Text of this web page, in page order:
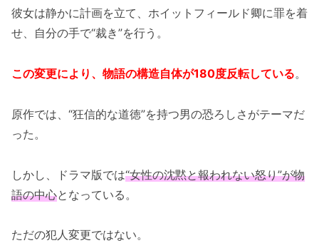
彼女は静かに計画を立て、ホイットフィールド卿に罪を着
せ、自分の手で“裁き”を行う。
この変更により、物語の構造自体が180度反転している。
原作では、“狂信的な道徳”を持つ男の恐ろしさがテーマだ
った。
しかし、ドラマ版では“女性の沈黙と報われない怒り”が物
語の中心となっている。
ただの犯人変更ではない。